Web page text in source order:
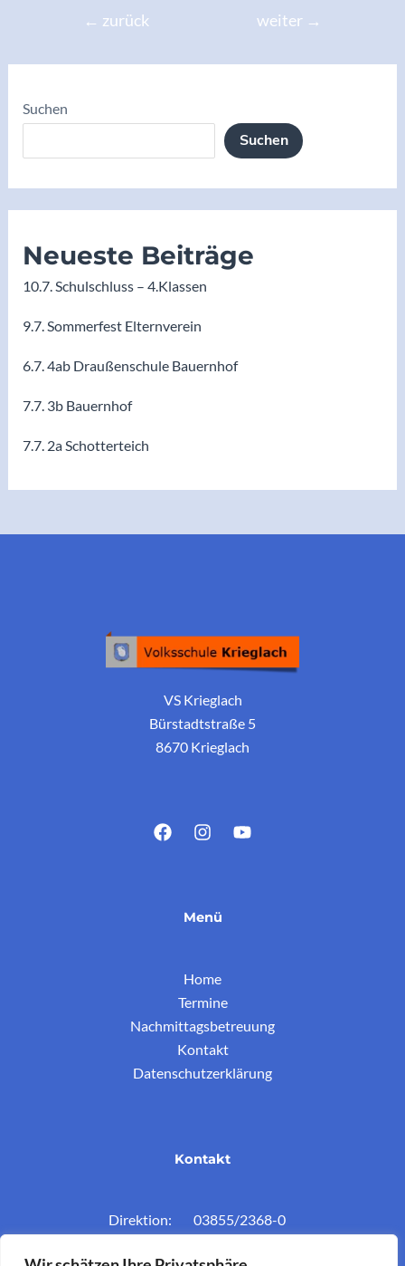
← zurück weiter →
Suchen
Suchen
Neueste Beiträge
10.7. Schulschluss – 4.Klassen
9.7. Sommerfest Elternverein
6.7. 4ab Draußenschule Bauernhof
7.7. 3b Bauernhof
7.7. 2a Schotterteich
VS Krieglach
Bürstadtstraße 5
8670 Krieglach
Menü
Home
Termine
Nachmittagsbetreuung
Kontakt
Datenschutzerklärung
Kontakt
Direktion: 03855/2368-0